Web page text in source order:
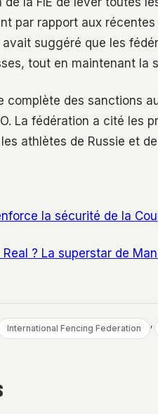
par rapport aux
avait suggéré que les
tout en maintenant la
complète des sanctions
La fédération a cité les
athlètes de Russie et
la sécurité de la
Real ? La superstar de
International Fencing Federation ,